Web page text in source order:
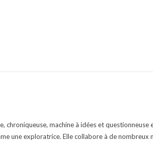
chroniqueuse, machine à idées et questionneuse
une exploratrice. Elle collabore à de nombreux